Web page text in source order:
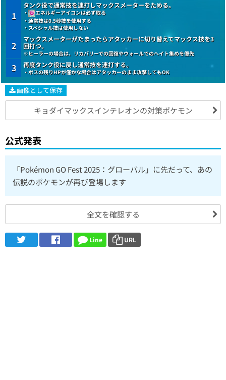
1
タンク役で通常技を連打しマックスメーターをためる。
・
エネルギーアイコンは必ず取る
・通常技は0.5秒技を使用する
・スペシャル技は使用しない
2
マックスメーターがたまったらアタッカーに切り替えてマックス技を3
回打つ。
※ヒーラーの場合は、リカバリーでの回復やウォールでのヘイト集めを優先
3 再度タンク役に戻し通常技を連打する。
・ボスの残りHPが僅かな場合はアタッカーのまま攻撃してもOK
画像として保存
キョダイマックスインテレオンの対策ポケモン
公式発表
「Pokémon GO Fest 2025：グローバル」に先だって、あの
伝説のポケモンが再び登場します
全文を確認する
Line URL